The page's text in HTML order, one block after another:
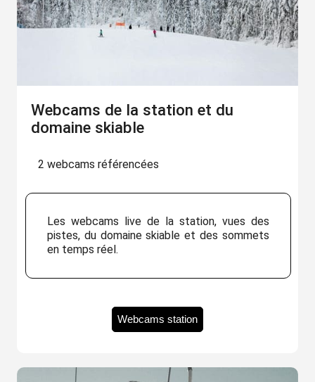
Webcams de la station et du
domaine skiable
2 webcams référencées
Les webcams live de la station, vues des
pistes, du domaine skiable et des sommets
en temps réel.
Webcams station